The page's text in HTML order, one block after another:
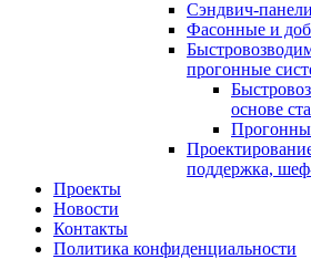
Сэндвич-
Фасонные и
прогонные
основе
поддержка,
Проекты
Новости
Контакты
Политика конфиденциальности